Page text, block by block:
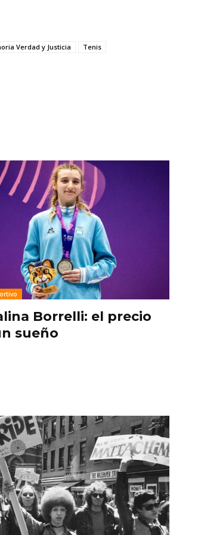
Verdad y Justicia Tenis
Borrelli: el precio
sueño